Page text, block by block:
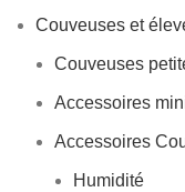
Couveuses et
Couveuses
Accessoires
Accessoires
Humidité